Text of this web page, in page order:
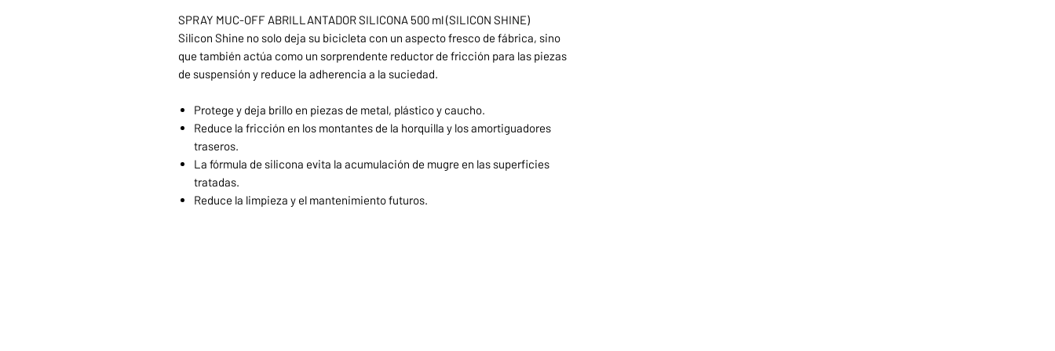
SPRAY MUC-OFF ABRILLANTADOR SILICONA 500 ml (SILICON SHINE)
Silicon Shine no solo deja su bicicleta con un aspecto fresco de fábrica, sino
que también actúa como un sorprendente reductor de fricción para las piezas
de suspensión y reduce la adherencia a la suciedad.
Protege y deja brillo en piezas de metal, plástico y caucho.
Reduce la fricción en los montantes de la horquilla y los amortiguadores
traseros.
La fórmula de silicona evita la acumulación de mugre en las superficies
tratadas.
Reduce la limpieza y el mantenimiento futuros.